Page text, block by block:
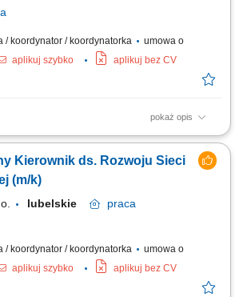
/ koordynator / koordynatorka
umowa o
aplikuj szybko aplikuj bez CV
pokaż opis
pozyskiwanie nowych dealerów i rozwój sieci
relacji z obecnymi partnerami handlowymi,
sprzedażowych i budżetowych, prowadzenie
Kierownik ds. Rozwoju Sieci
(m/k)
lubelskie
praca
/ koordynator / koordynatorka
umowa o
aplikuj szybko aplikuj bez CV